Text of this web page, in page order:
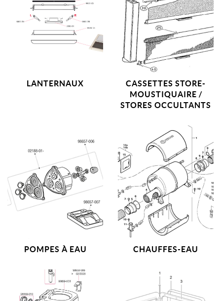
LANTERNAUX
CASSETTES STORE-
MOUSTIQUAIRE /
STORES OCCULTANTS
POMPES À EAU CHAUFFES-EAU